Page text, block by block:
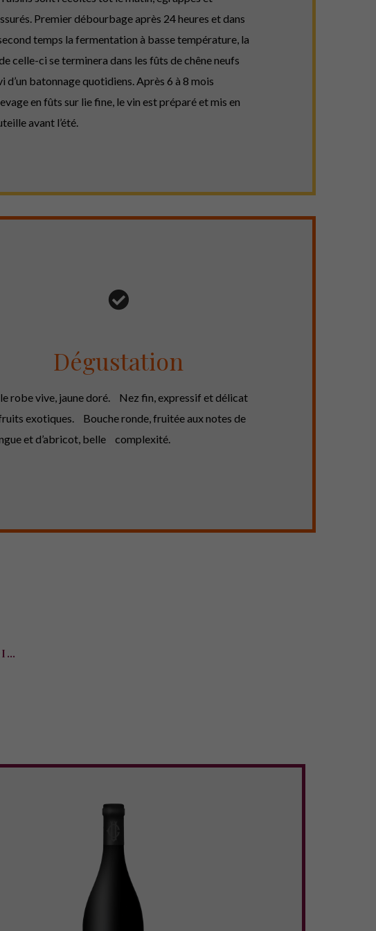
Premier débourbage après 24 heures et dans
temps la fermentation à basse température, la
celle-ci se terminera dans les fûts de chêne neufs
d’un batonnage quotidiens. Après 6 à 8 mois
en fûts sur lie fine, le vin est préparé et mis en
avant l’été.
Dégustation
robe vive, jaune doré. Nez fin, expressif et délicat
exotiques. Bouche ronde, fruitée aux notes de
et d’abricot, belle complexité.